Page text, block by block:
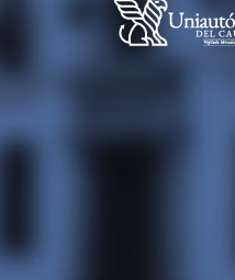
Posgrados